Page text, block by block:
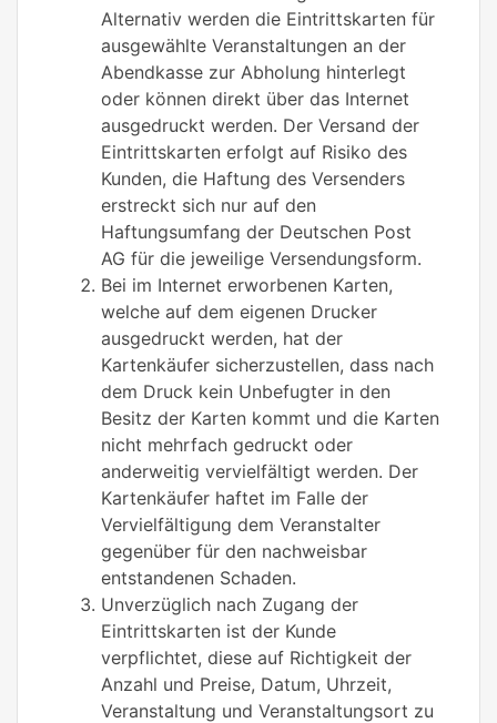
Alternativ werden die Eintrittskarten für
ausgewählte Veranstaltungen an der
Abendkasse zur Abholung hinterlegt
oder können direkt über das Internet
ausgedruckt werden. Der Versand der
Eintrittskarten erfolgt auf Risiko des
Kunden, die Haftung des Versenders
erstreckt sich nur auf den
Haftungsumfang der Deutschen Post
AG für die jeweilige Versendungsform.
Bei im Internet erworbenen Karten,
welche auf dem eigenen Drucker
ausgedruckt werden, hat der
Kartenkäufer sicherzustellen, dass nach
dem Druck kein Unbefugter in den
Besitz der Karten kommt und die Karten
nicht mehrfach gedruckt oder
anderweitig vervielfältigt werden. Der
Kartenkäufer haftet im Falle der
Vervielfältigung dem Veranstalter
gegenüber für den nachweisbar
entstandenen Schaden.
Unverzüglich nach Zugang der
Eintrittskarten ist der Kunde
verpflichtet, diese auf Richtigkeit der
Anzahl und Preise, Datum, Uhrzeit,
Veranstaltung und Veranstaltungsort zu